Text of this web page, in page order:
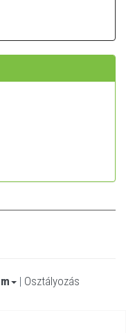
| Osztályozás